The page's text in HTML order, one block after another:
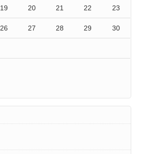
19 20 21 22 23
26 27 28 29 30